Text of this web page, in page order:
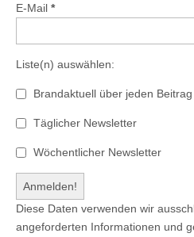
E-Mail *
Liste(n) auswählen:
Brandaktuell über jeden
Täglicher Newsletter
Wöchentlicher Newsletter
Diese Daten verwenden wir
angeforderten Informationen und